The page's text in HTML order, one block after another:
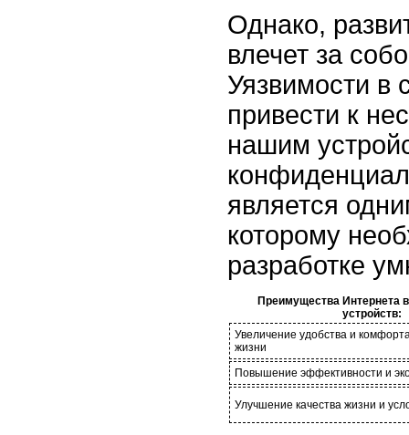
Однако,
влечет за
Уязвимости в
привести к
нашим
является
которому
разработке
Преимущества Интернета
устройств:
Увеличение удобства и
жизни
Повышение эффективности и
Улучшение качества жизни и